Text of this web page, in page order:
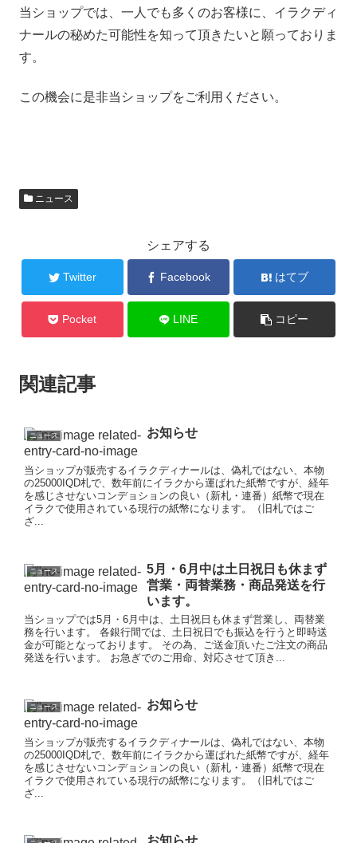
当ショップでは、一人でも多くのお客様に、イラクディ
ナールの秘めた可能性を知って頂きたいと願っておりま
す。
この機会に是非当ショップをご利用ください。
ニュース
シェアする
Twitter Facebook はてブ
Pocket LINE コピー
関連記事
ニュース お知らせ
当ショップが販売するイラクディナールは、偽札ではない、本物
の25000IQD札で、数年前にイラクから運ばれた紙幣ですが、経年
を感じさせないコンデョションの良い（新札・連番）紙幣で現在
イラクで使用されている現行の紙幣になります。（旧札ではご
ざ...
ニュース
5月・6月中は土日祝日も休まず
営業・両替業務・商品発送を行
います。
当ショップでは5月・6月中は、土日祝日も休まず営業し、両替業
務を行います。 各銀行間では、土日祝日でも振込を行うと即時送
金が可能となっております。 その為、ご送金頂いたご注文の商品
発送を行います。 お急ぎでのご用命、対応させて頂き...
ニュース お知らせ
当ショップが販売するイラクディナールは、偽札ではない、本物
の25000IQD札で、数年前にイラクから運ばれた紙幣ですが、経年
を感じさせないコンデョションの良い（新札・連番）紙幣で現在
イラクで使用されている現行の紙幣になります。（旧札ではご
ざ...
お知らせ